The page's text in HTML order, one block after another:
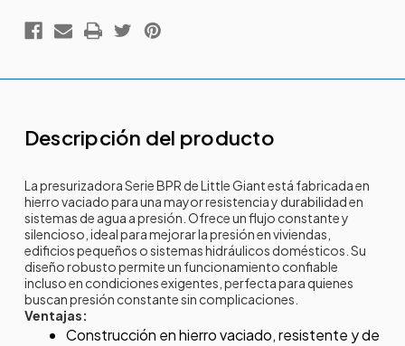
Descripción del producto
La presurizadora Serie BPR de Little Giant está fabricada en
hierro vaciado para una mayor resistencia y durabilidad en
sistemas de agua a presión. Ofrece un flujo constante y
silencioso, ideal para mejorar la presión en viviendas,
edificios pequeños o sistemas hidráulicos domésticos. Su
diseño robusto permite un funcionamiento confiable
incluso en condiciones exigentes, perfecta para quienes
buscan presión constante sin complicaciones.
Ventajas:
Construcción en hierro vaciado, resistente y de